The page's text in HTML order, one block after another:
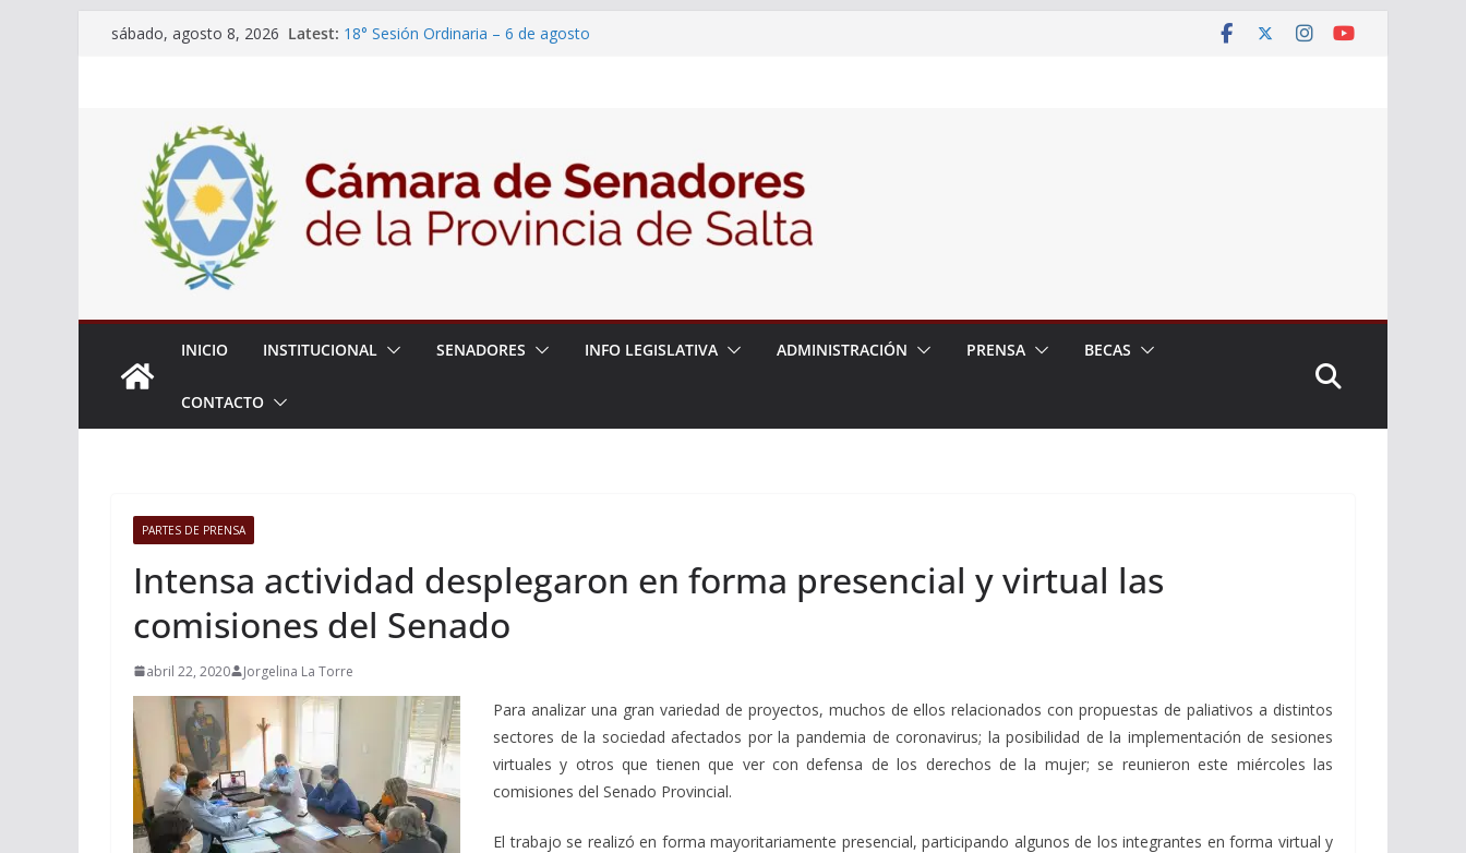
sábado, agosto 8, 2026 Latest: 18° Sesión Ordinaria – 6 de agosto
Expte. Nº 90-34.516/2026 – 06/08/26 – Créase el Ente Salteño
de Protección y Control Vegetal
INICIO INSTITUCIONAL SENADORES INFO LEGISLATIVA ADMINISTRACIÓN PRENSA BECAS
CONTACTO
PARTES DE PRENSA
Intensa actividad desplegaron en forma presencial y virtual las
comisiones del Senado
abril 22, 2020 Jorgelina La Torre
Para analizar una gran variedad de proyectos, muchos de ellos relacionados con propuestas de paliativos a distintos
sectores de la sociedad afectados por la pandemia de coronavirus; la posibilidad de la implementación de sesiones
virtuales y otros que tienen que ver con defensa de los derechos de la mujer; se reunieron este miércoles las
comisiones del Senado Provincial.
El trabajo se realizó en forma mayoritariamente presencial, participando algunos de los integrantes en forma virtual y